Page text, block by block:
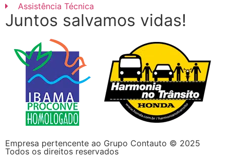
Assistência Técnica
Juntos salvamos vidas!
Empresa pertencente ao Grupo Contauto © 2025
Todos os direitos reservados